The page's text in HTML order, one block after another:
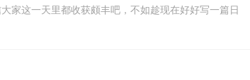
这一天里都收获颇丰吧，不如趁现在好好写一篇日